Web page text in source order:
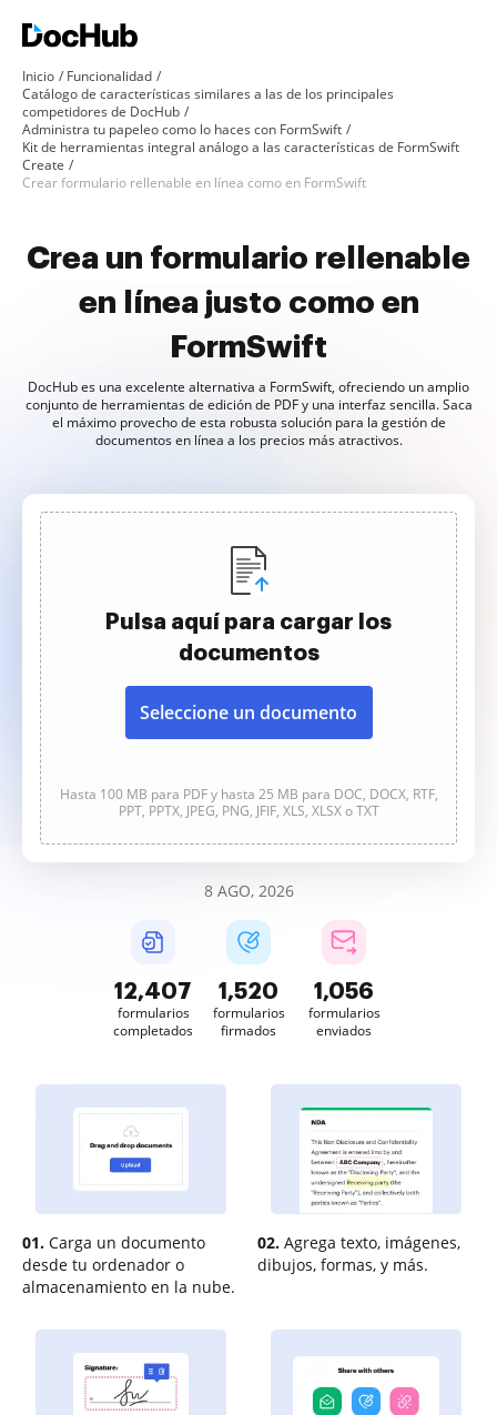
Inicio
Funcionalidad
Catálogo de características similares a las de los principales
competidores de DocHub
Administra tu papeleo como lo haces con FormSwift
Kit de herramientas integral análogo a las características de FormSwift
Create
Crear formulario rellenable en línea como en FormSwift
Crea un formulario rellenable
en línea justo como en
FormSwift
DocHub es una excelente alternativa a FormSwift, ofreciendo un amplio
conjunto de herramientas de edición de PDF y una interfaz sencilla. Saca
el máximo provecho de esta robusta solución para la gestión de
documentos en línea a los precios más atractivos.
Pulsa aquí para cargar los
documentos
Seleccione un documento
Hasta 100 MB para PDF y hasta 25 MB para DOC, DOCX, RTF,
PPT, PPTX, JPEG, PNG, JFIF, XLS, XLSX o TXT
8 AGO, 2026
12,407
formularios
completados
1,520
formularios
firmados
1,056
formularios
enviados
01. Carga un documento
desde tu ordenador o
almacenamiento en la nube.
02. Agrega texto, imágenes,
dibujos, formas, y más.